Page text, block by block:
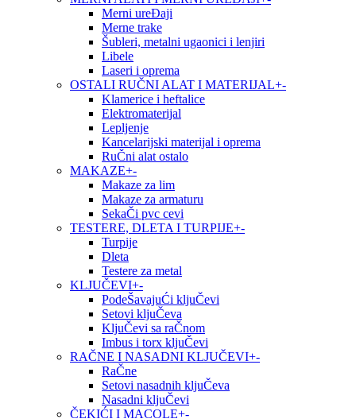
Merni ureĐaji
Merne trake
Šubleri, metalni ugaonici i lenjiri
Libele
Laseri i oprema
OSTALI RUČNI ALAT I MATERIJAL+-
Klamerice i heftalice
Elektromaterijal
Lepljenje
Kancelarijski materijal i oprema
RuČni alat ostalo
MAKAZE+-
Makaze za lim
Makaze za armaturu
SekaČi pvc cevi
TESTERE, DLETA I TURPIJE+-
Turpije
Dleta
Testere za metal
KLJUČEVI+-
PodeŠavajuĆi kljuČevi
Setovi kljuČeva
KljuČevi sa raČnom
Imbus i torx kljuČevi
RAČNE I NASADNI KLJUČEVI+-
RaČne
Setovi nasadnih kljuČeva
Nasadni kljuČevi
ČEKIĆI I MACOLE+-